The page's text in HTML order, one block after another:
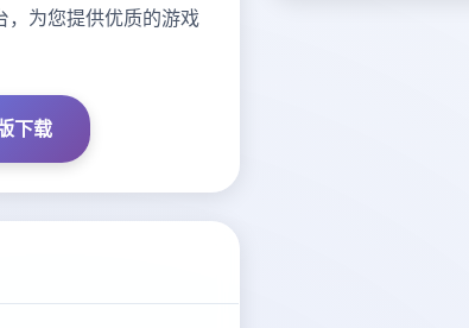
，为您提供优质的游戏
下载